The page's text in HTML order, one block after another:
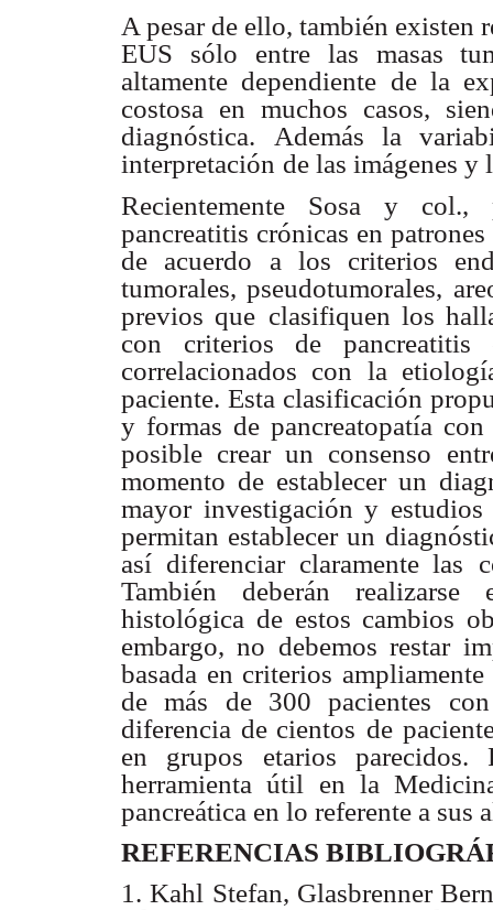
A pesar de ello, también existen
EUS sólo entre las masas
altamente dependiente de la
costosa en muchos casos,
diagnóstica.
Además la
interpretación de las imágenes y
Recientemente Sosa y col.,
pancreatitis crónicas en
de acuerdo a los criterios
tumorales, pseudotumorales,
previos que clasifiquen los
con criterios de pancreatitis
correlacionados con la
paciente. Esta clasificación
y formas de pancreatopatía con
posible crear un consenso
momento de establecer un
mayor investigación y estudios
permitan establecer un
así diferenciar claramente las
También deberán
realizarse
histológica de estos cambios
embargo, no debemos restar
basada en criterios
de más de 300 pacientes con
diferencia de cientos de
en grupos
etarios
herramienta útil en la
pancreática en lo referente a sus
REFERENCIAS
1. Kahl Stefan, Glasbrenner